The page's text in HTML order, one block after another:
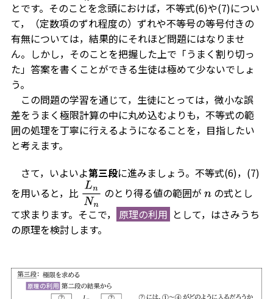
とです。そのことを念頭におけば，不等式(6)や(7)につい
て，（定数項のずれ程度の）ずれや不等号の等号付きの
有無については，結果的にそれほど問題にはなりませ
ん。しかし，そのことを把握した上で「うまく割り切っ
た」答案を書くことができる生徒は極めて少ないでしょ
う。
この問題の学習を通じて，生徒にとっては，微小な誤
差をうまく極限計算の中に丸め込むよりも，不等式の範
囲の処理を丁寧に行えるようになることを，目指したい
と考えます。
さて，いよいよ第三段に進みましょう。不等式(6)，(7)
を用いると，比 LnNn のとり得る値の範囲がn の式とし
て求まります。そこで，
原理の利用 として，はさみうち
の原理を検討します。